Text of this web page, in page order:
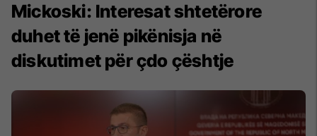
Mickoski: Interesat shtetërore
duhet të jenë pikënisja në
diskutimet për çdo çështje